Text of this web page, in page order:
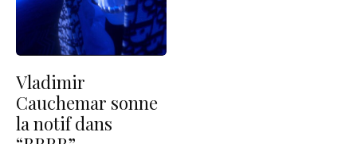
Vladimir
Cauchemar sonne
la notif dans